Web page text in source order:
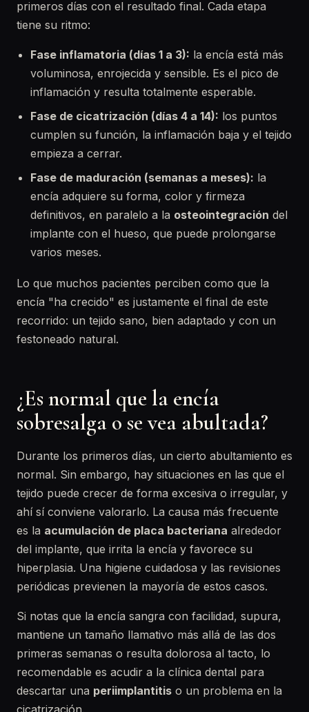
primeros días con el resultado final. Cada etapa
tiene su ritmo:
Fase inflamatoria (días 1 a 3): la encía está más
voluminosa, enrojecida y sensible. Es el pico de
inflamación y resulta totalmente esperable.
Fase de cicatrización (días 4 a 14): los puntos
cumplen su función, la inflamación baja y el tejido
empieza a cerrar.
Fase de maduración (semanas a meses): la
encía adquiere su forma, color y firmeza
definitivos, en paralelo a la osteointegración del
implante con el hueso, que puede prolongarse
varios meses.
Lo que muchos pacientes perciben como que la
encía "ha crecido" es justamente el final de este
recorrido: un tejido sano, bien adaptado y con un
festoneado natural.
¿Es normal que la encía
sobresalga o se vea abultada?
Durante los primeros días, un cierto abultamiento es
normal. Sin embargo, hay situaciones en las que el
tejido puede crecer de forma excesiva o irregular, y
ahí sí conviene valorarlo. La causa más frecuente
es la acumulación de placa bacteriana alrededor
del implante, que irrita la encía y favorece su
hiperplasia. Una higiene cuidadosa y las revisiones
periódicas previenen la mayoría de estos casos.
Si notas que la encía sangra con facilidad, supura,
mantiene un tamaño llamativo más allá de las dos
primeras semanas o resulta dolorosa al tacto, lo
recomendable es acudir a la clínica dental para
descartar una periimplantitis o un problema en la
cicatrización.